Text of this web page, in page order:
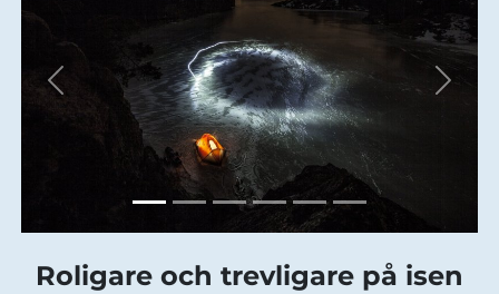
Roligare och trevligare på isen